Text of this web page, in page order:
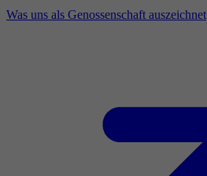
Was uns als Genossenschaft auszeichnet